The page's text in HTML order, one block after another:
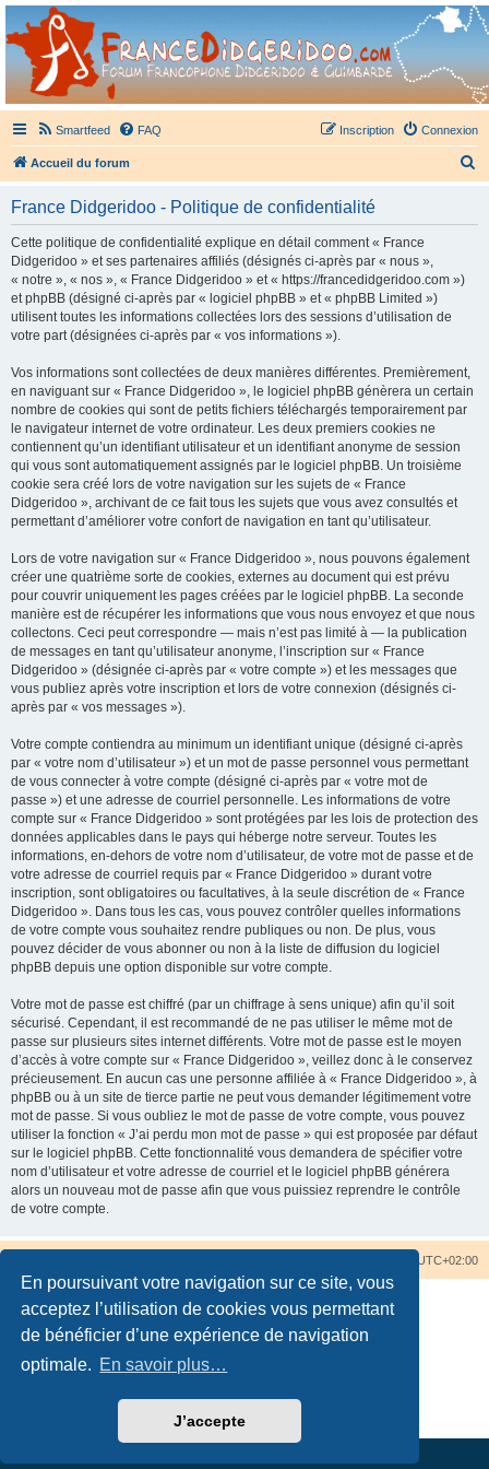
En poursuivant votre navigation sur ce site, vous
acceptez l’utilisation de cookies vous permettant
de bénéficier d’une expérience de navigation
optimale. En savoir plus…
J’accepte
France Didgeridoo
Didgeridoo et Guimbarde sur France Didgeridoo - retrouvez la communauté.
Smartfeed FAQ Connexion
Inscription
Accueil du forum
France Didgeridoo - Politique de confidentialité
Cette politique de confidentialité explique en détail comment « France
Didgeridoo » et ses partenaires affiliés (désignés ci-après par « nous »,
« notre », « nos », « France Didgeridoo » et « https://francedidgeridoo.com »)
et phpBB (désigné ci-après par « logiciel phpBB » et « phpBB Limited »)
utilisent toutes les informations collectées lors des sessions d’utilisation de
votre part (désignées ci-après par « vos informations »).
Vos informations sont collectées de deux manières différentes. Premièrement,
en naviguant sur « France Didgeridoo », le logiciel phpBB génèrera un certain
nombre de cookies qui sont de petits fichiers téléchargés temporairement par
le navigateur internet de votre ordinateur. Les deux premiers cookies ne
contiennent qu’un identifiant utilisateur et un identifiant anonyme de session
qui vous sont automatiquement assignés par le logiciel phpBB. Un troisième
cookie sera créé lors de votre navigation sur les sujets de « France
Didgeridoo », archivant de ce fait tous les sujets que vous avez consultés et
permettant d’améliorer votre confort de navigation en tant qu’utilisateur.
Lors de votre navigation sur « France Didgeridoo », nous pouvons également
créer une quatrième sorte de cookies, externes au document qui est prévu
pour couvrir uniquement les pages créées par le logiciel phpBB. La seconde
manière est de récupérer les informations que vous nous envoyez et que nous
collectons. Ceci peut correspondre — mais n’est pas limité à — la publication
de messages en tant qu’utilisateur anonyme, l’inscription sur « France
Didgeridoo » (désignée ci-après par « votre compte ») et les messages que
vous publiez après votre inscription et lors de votre connexion (désignés ci-
après par « vos messages »).
Votre compte contiendra au minimum un identifiant unique (désigné ci-après
par « votre nom d’utilisateur ») et un mot de passe personnel vous permettant
de vous connecter à votre compte (désigné ci-après par « votre mot de
passe ») et une adresse de courriel personnelle. Les informations de votre
compte sur « France Didgeridoo » sont protégées par les lois de protection des
données applicables dans le pays qui héberge notre serveur. Toutes les
informations, en-dehors de votre nom d’utilisateur, de votre mot de passe et de
votre adresse de courriel requis par « France Didgeridoo » durant votre
inscription, sont obligatoires ou facultatives, à la seule discrétion de « France
Didgeridoo ». Dans tous les cas, vous pouvez contrôler quelles informations
de votre compte vous souhaitez rendre publiques ou non. De plus, vous
pouvez décider de vous abonner ou non à la liste de diffusion du logiciel
phpBB depuis une option disponible sur votre compte.
Votre mot de passe est chiffré (par un chiffrage à sens unique) afin qu’il soit
sécurisé. Cependant, il est recommandé de ne pas utiliser le même mot de
passe sur plusieurs sites internet différents. Votre mot de passe est le moyen
d’accès à votre compte sur « France Didgeridoo », veillez donc à le conservez
précieusement. En aucun cas une personne affiliée à « France Didgeridoo », à
phpBB ou à un site de tierce partie ne peut vous demander légitimement votre
mot de passe. Si vous oubliez le mot de passe de votre compte, vous pouvez
utiliser la fonction « J’ai perdu mon mot de passe » qui est proposée par défaut
sur le logiciel phpBB. Cette fonctionnalité vous demandera de spécifier votre
nom d’utilisateur et votre adresse de courriel et le logiciel phpBB générera
alors un nouveau mot de passe afin que vous puissiez reprendre le contrôle
de votre compte.
UTC+02:00
Traduction française officielle©
Confidentialité